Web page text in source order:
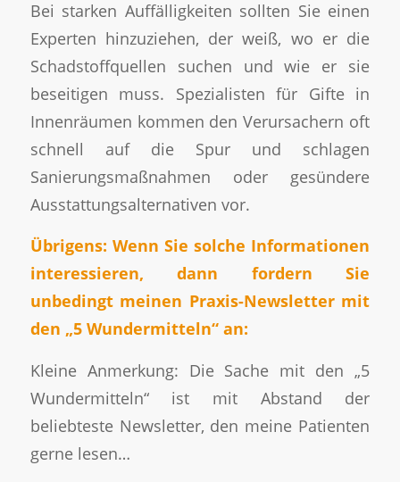
Bei starken Auffälligkeiten sollten Sie einen
Experten hinzuziehen, der weiß, wo er die
Schadstoffquellen suchen und wie er sie
beseitigen muss. Spezialisten für Gifte in
Innenräumen kommen den Verursachern oft
schnell auf die Spur und schlagen
Sanierungsmaßnahmen oder gesündere
Ausstattungsalternativen vor.
Übrigens: Wenn Sie solche Informationen
interessieren, dann fordern Sie
unbedingt meinen Praxis-Newsletter mit
den „5 Wundermitteln“ an:
Kleine Anmerkung: Die Sache mit den „5
Wundermitteln“ ist mit Abstand der
beliebteste Newsletter, den meine Patienten
gerne lesen…